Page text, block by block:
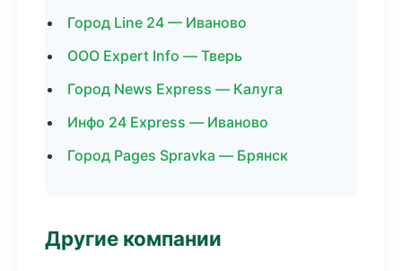
Город Line 24 — Иваново
ООО Expert Info — Тверь
Город News Express — Калуга
Инфо 24 Express — Иваново
Город Pages Spravka — Брянск
Другие компании